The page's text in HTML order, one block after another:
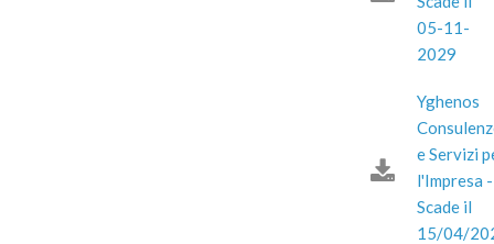
05-11-
2029
Yghenos
e Servizi
l'Impresa -
Scade il
15/04/